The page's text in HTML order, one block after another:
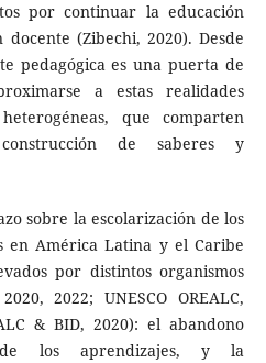
por continuar la educación
(Zibechi, 2020). Desde
pedagógica es una puerta de
a estas realidades
que comparten
de saberes y
sobre la escolarización de los
en América Latina y el Caribe
por distintos organismos
2022; UNESCO OREALC,
& BID, 2020): el abandono
los aprendizajes, y la